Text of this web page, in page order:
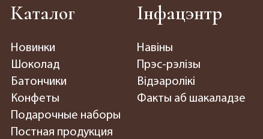
Каталог
Новинки
Шоколад
Батончики
Конфеты
Подарочные наборы
Постная продукция
Інфацэнтр
Навіны
Прэс-рэлізы
Відэаролікі
Факты аб шакаладзе